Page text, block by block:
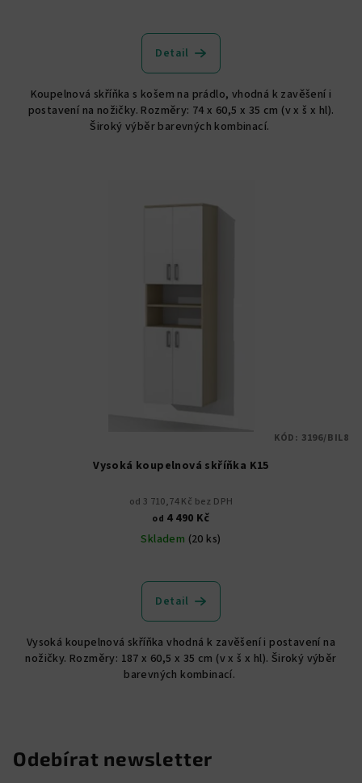
hodnocení
produktu
z
5
hvězdiček.
Detail
Koupelnová skříňka s košem na prádlo, vhodná k zavěšení i
postavení na nožičky. Rozměry: 74 x 60,5 x 35 cm (v x š x hl).
Široký výběr barevných kombinací.
Vysoká koupelnová skříňka K15
od 3 710,74 Kč bez DPH
od 4 490 Kč
Skladem (20 ks)
hodnocení
produktu
z
5
hvězdiček.
Detail
Vysoká koupelnová skříňka vhodná k zavěšení i postavení na
nožičky. Rozměry: 187 x 60,5 x 35 cm (v x š x hl). Široký výběr
barevných kombinací.
KÓD: 3196/BIL8
Odebírat newsletter